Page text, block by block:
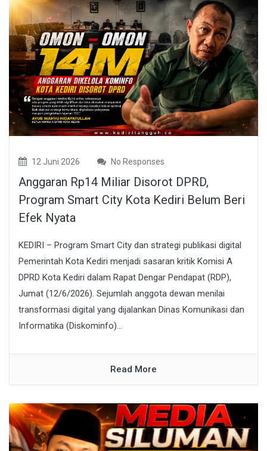
12 Juni 2026 No Responses
Anggaran Rp14 Miliar Disorot DPRD,
Program Smart City Kota Kediri Belum Beri
Efek Nyata
KEDIRI – Program Smart City dan strategi publikasi digital
Pemerintah Kota Kediri menjadi sasaran kritik Komisi A
DPRD Kota Kediri dalam Rapat Dengar Pendapat (RDP),
Jumat (12/6/2026). Sejumlah anggota dewan menilai
transformasi digital yang dijalankan Dinas Komunikasi dan
Informatika (Diskominfo)...
Read More